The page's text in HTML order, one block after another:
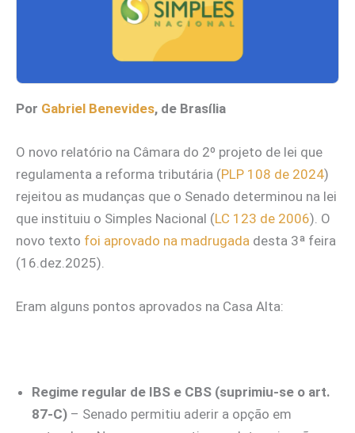
Por Gabriel Benevides, de Brasília
O novo relatório na Câmara do 2º projeto de lei que
regulamenta a reforma tributária (PLP 108 de 2024)
rejeitou as mudanças que o Senado determinou na lei
que instituiu o Simples Nacional (LC 123 de 2006). O
novo texto foi aprovado na madrugada desta 3ª feira
(16.dez.2025).
Eram alguns pontos aprovados na Casa Alta:
Regime regular de IBS e CBS (suprimiu-se o art.
87-C) – Senado permitiu aderir a opção em